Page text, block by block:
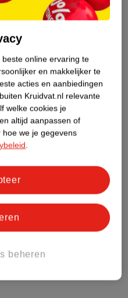
(nog) geen Nature
online ervaring te
en makkelijker te
acties en aanbiedingen
Kruidvat.nl relevante
welke cookies je
altijd aanpassen of
we je gegevens
.
beheren